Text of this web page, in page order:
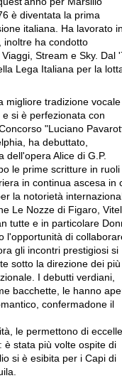
è diventata la prima
italiana. Ha lavorato
inoltre ha condotto
Stream e Sky. Dal
Lega Italiana per la
migliore tradizione vocale
si è perfezionata con
"Luciano
ha debuttato,
dell'opera Alice di G.P.
le prime scritture in ruoli
in continua ascesa in
la notorietà
Le Nozze di Figaro,
tutte e in particolare
l'opportunità di
gli incontri prestigiosi si
sotto la direzione dei più
I debutti verdiani,
bacchette, le hanno
confermadone il
le permettono di
è stata più volte ospite di
si è esibita per i Capi di